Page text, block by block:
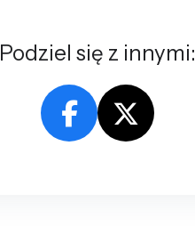
Podziel się z innymi: